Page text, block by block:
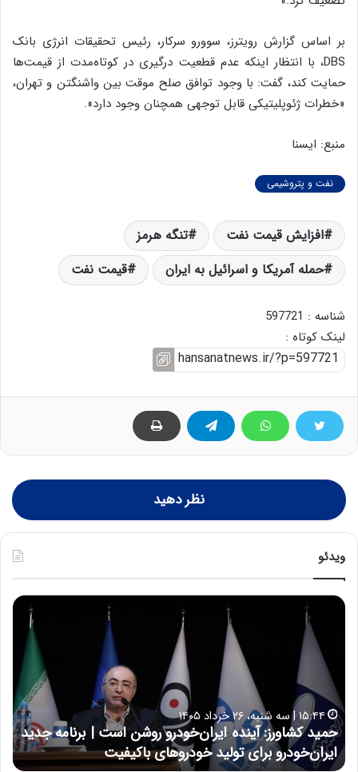
بر اساس گزارش رویترز، سوورو سرکار، رئیس تحقیقات انرژی بانک
DBS، با انتظار اینکه عدم قطعیت درگیری در کوتاه‌مدت از قیمت‌ها
حمایت کند، گفت: با وجود توافق صلح موقت بین واشنگتن و تهران،
«خطرات ژئوپلیتیکی قابل توجهی همچنان وجود دارد».
منبع: ایسنا
نفت و پتروشیمی
افزایش قیمت نفت
تنگه هرمز
حمله آمریکا و اسرائیل به ایران
قیمت نفت
شناسه : 597721
لینک کوتاه :
نظر دهید
ویدئو
ح
ش
ا
و
ر
ز
۱۵:۴۴ | سه شنبه، ۲۶ خرداد ۱۴۰۵
حمید کشاورز: آینده ایران‌خودرو روشن است | برنامه جدید
ایران‌خودرو برای تولید خودروهای باکیفیت